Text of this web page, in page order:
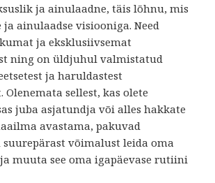
ja ainulaadne, täis lõhnu, mis
ainulaadse visiooniga. Need
ja eksklusiivsemat
ning on üldjuhul valmistatud
ja haruldastest
Olenemata sellest, kas olete
juba asjatundja või alles hakkate
avastama, pakuvad
võimalust leida oma
muuta see oma igapäevase rutiini